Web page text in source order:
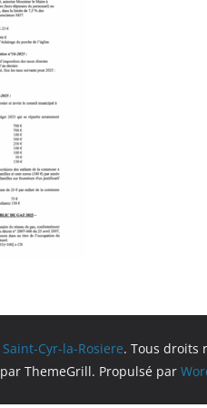
Saint-Cyr-la-Rosiere. Tous droits
par ThemeGrill. Propulsé par